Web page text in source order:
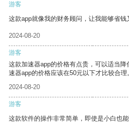
游客
这款app就像我的财务顾问，让我能够省钱
2024-08-20
游客
这款加速器app的价格有点贵，可以适当
速器app的价格应该在50元以下才比较合理
2024-08-20
游客
这款软件的操作非常简单，即使是小白也能